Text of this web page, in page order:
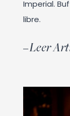
Imperial.
libre.
Leer